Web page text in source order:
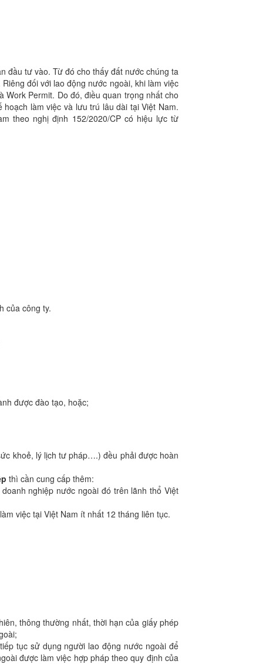
đầu tư vào. Từ đó cho thấy đất nước chúng ta
đối với lao động nước ngoài, khi làm việc
Permit. Do đó, điều quan trọng nhất cho
làm việc và lưu trú lâu dài tại Việt Nam.
theo nghị định 152/2020/CP có hiệu lực từ
của công ty.
được đào tạo, hoặc;
khoẻ, lý lịch tư pháp….) đều phải được hoàn
thì cần cung cấp thêm:
nghiệp nước ngoài đó trên lãnh thổ Việt
việc tại Việt Nam ít nhất 12 tháng liên tục.
thông thường nhất, thời hạn của giấy phép
tục sử dụng người lao động nước ngoài để
được làm việc hợp pháp theo quy định của